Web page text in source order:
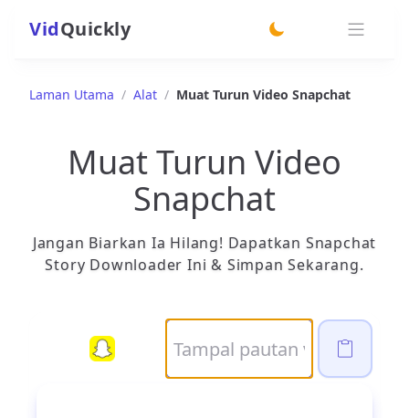
VidQuickly
Laman Utama / Alat / Muat Turun Video Snapchat
Muat Turun Video
Snapchat
Jangan Biarkan Ia Hilang! Dapatkan Snapchat
Story Downloader Ini & Simpan Sekarang.